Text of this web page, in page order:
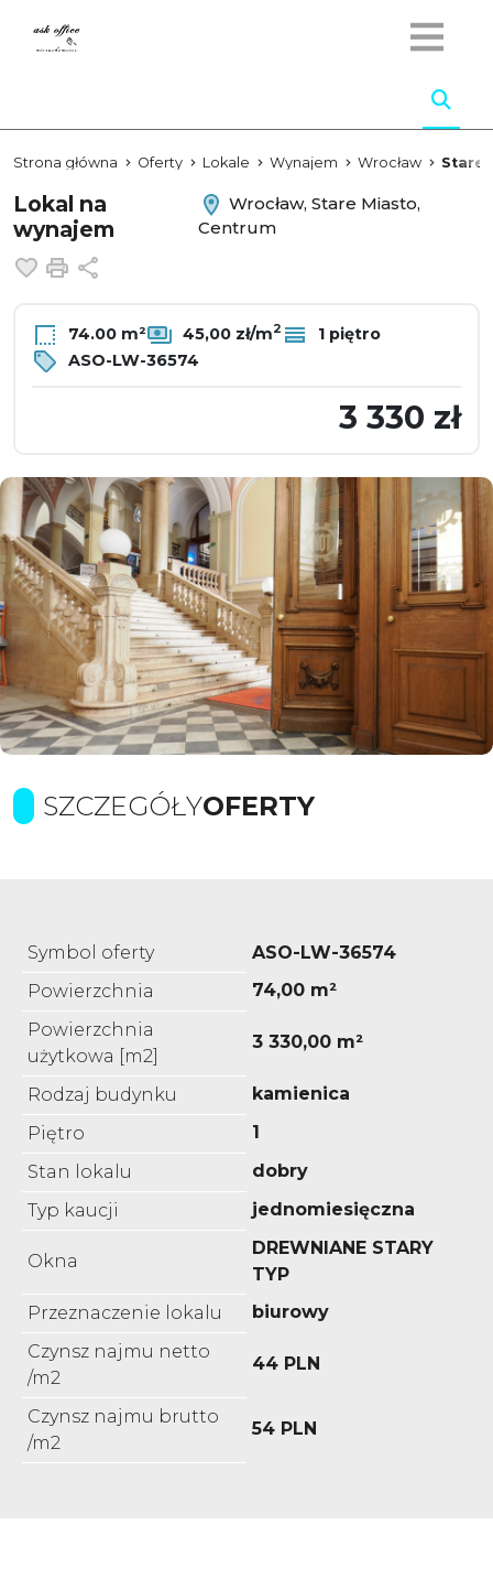
Strona główna Oferty Lokale Wynajem Wrocław Stare
Lokal na
wynajem
Wrocław, Stare Miasto,
Centrum
Dodaj do ulubionych
Drukuj
74.00 m² 45,00 zł/m2
1 piętro
ASO-LW-36574
3 330 zł
SZCZEGÓŁYOFERTY
Symbol oferty
ASO-LW-36574
Powierzchnia
74,00 m²
Powierzchnia
użytkowa [m2]
3 330,00 m²
Rodzaj budynku
kamienica
Piętro
1
Stan lokalu
dobry
Typ kaucji
jednomiesięczna
Okna
DREWNIANE STARY
TYP
Przeznaczenie lokalu
biurowy
Czynsz najmu netto
/m2
44 PLN
Czynsz najmu brutto
/m2
54 PLN